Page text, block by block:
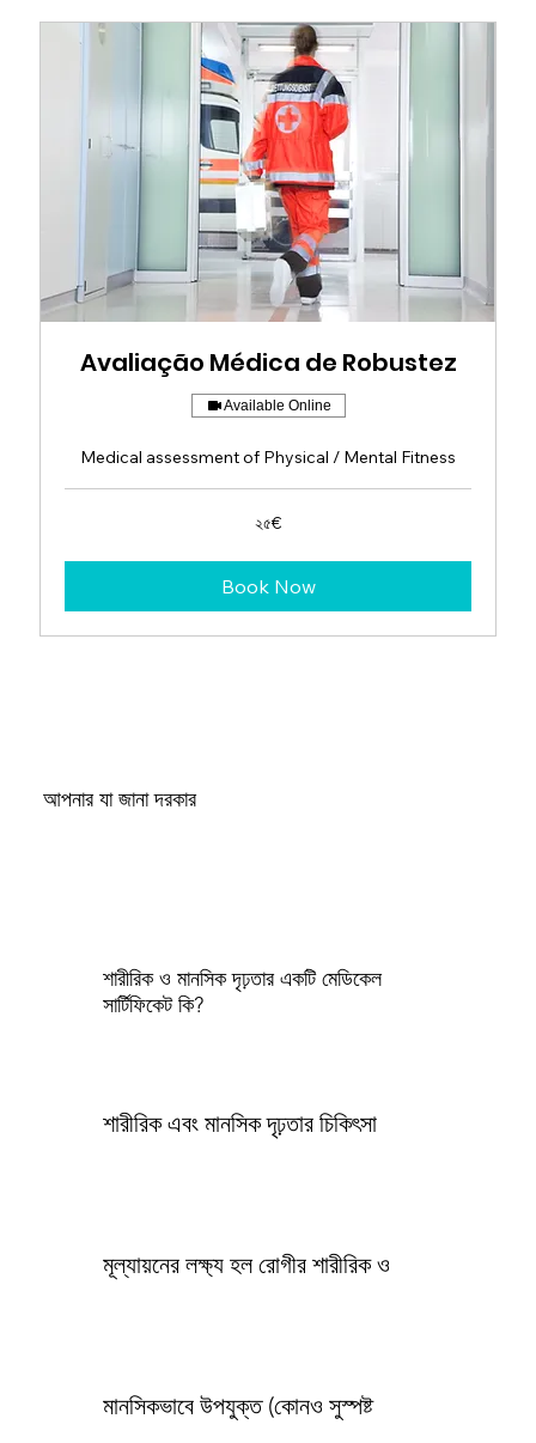
Avaliação Médica de Robustez
Available Online
Medical assessment of Physical / Mental Fitness
২৫€
Book Now
আপনার যা জানা দরকার
শারীরিক ও মানসিক দৃঢ়তার একটি মেডিকেল
সার্টিফিকেট কি?
শারীরিক এবং মানসিক দৃঢ়তার চিকিৎসা
মূল্যায়নের লক্ষ্য হল রোগীর শারীরিক ও
মানসিকভাবে উপযুক্ত (কোনও সুস্পষ্ট